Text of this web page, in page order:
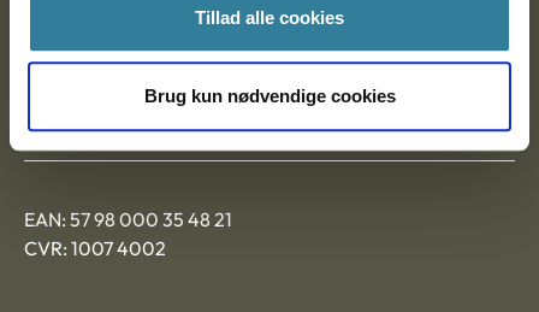
Tillad alle cookies
Brug kun nødvendige cookies
Ankestyrelsen Aalborg
Ankestyrelsen København
EAN: 57 98 000 35 48 21
CVR: 1007 4002